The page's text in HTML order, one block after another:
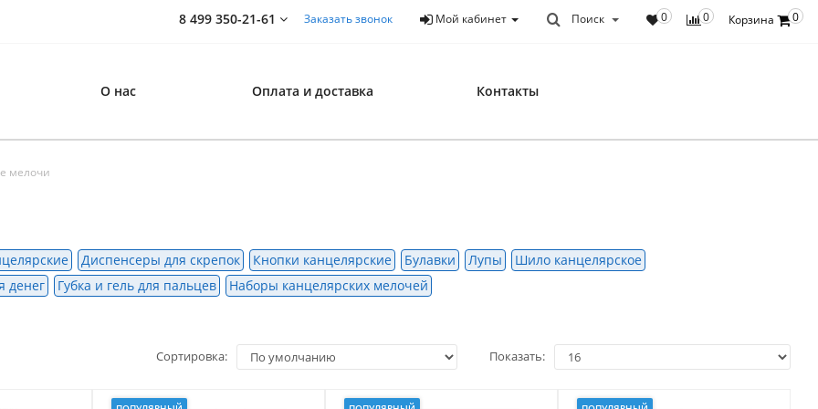
Корзина 0
0
0
Поиск
Мой кабинет
8 499 350-21-61 Заказать звонок
О нас Оплата и доставка Контакты
мелочи
Диспенсеры для скрепок Кнопки канцелярские Булавки Лупы
Шило канцелярское
денег Губка и гель для пальцев Наборы канцелярских мелочей
Показать:
Сортировка: